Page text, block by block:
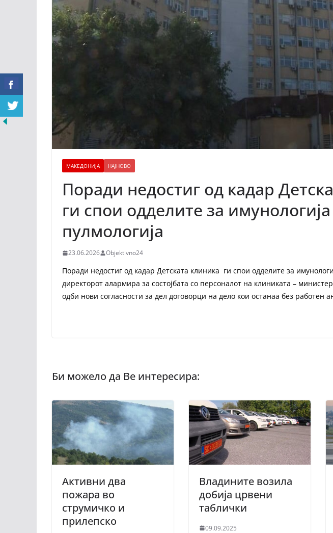
МАКЕДОНИЈА НАЈНОВО
Поради недостиг од кадар
ги спои одделите за
пулмологија
23.06.2026 Objektivno24
Поради недостиг од кадар Детската клиника ги спои одделите за
директорот алармира за состојбата со персоналот на клиниката –
одби нови согласности за дел договорци на дело кои останаа без работен
Активни два
пожара во
струмичко и
прилепско
Владините возила
добија црвени
таблички
09.09.2025